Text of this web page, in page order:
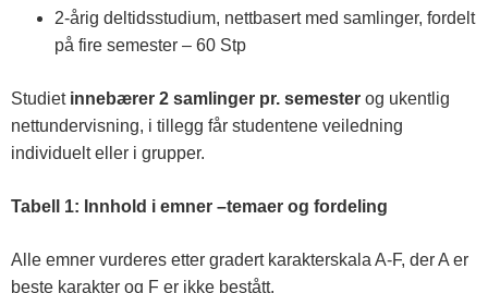
2-årig deltidsstudium, nettbasert med samlinger, fordelt
på fire semester – 60 Stp
Studiet innebærer 2 samlinger pr. semester og ukentlig
nettundervisning, i tillegg får studentene veiledning
individuelt eller i grupper.
Tabell 1: Innhold i emner –temaer og fordeling
Alle emner vurderes etter gradert karakterskala A-F, der A er
beste karakter og F er ikke bestått.